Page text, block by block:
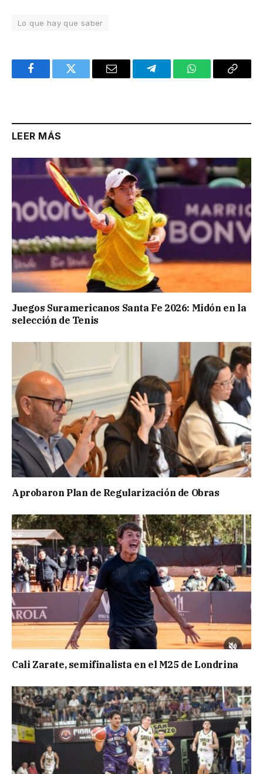
Lo que hay que saber
FacebookTwitter Email TelegramWhatsAppCopy
LEER MÁS
Juegos Suramericanos Santa Fe 2026: Midón en la
selección de Tenis
Aprobaron Plan de Regularización de Obras
Cali Zarate, semifinalista en el M25 de Londrina